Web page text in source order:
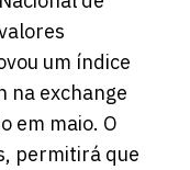
um índice
na exchange
em maio. O
permitirá que